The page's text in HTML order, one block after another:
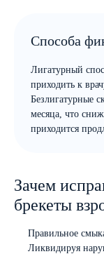
Способа
Лигатурный
приходить к
Безлигатурные
месяца, что
приходится
Зачем
брекеты
Правильное
Ликвидируя